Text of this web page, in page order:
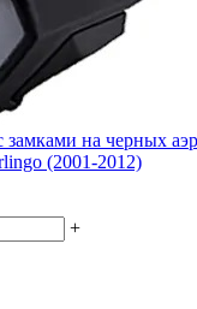
на черных
(2001-2012)
+